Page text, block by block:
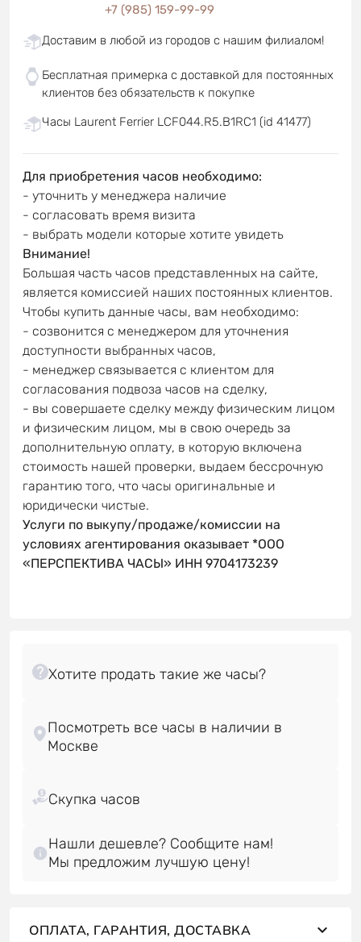
+7 (985) 159-99-99
Доставим в любой из городов с нашим филиалом!
Бесплатная примерка с доставкой для постоянных
клиентов без обязательств к покупке
Часы Laurent Ferrier LCF044.R5.B1RC1 (id 41477)
Для приобретения часов необходимо:
- уточнить у менеджера наличие
- согласовать время визита
- выбрать модели которые хотите увидеть
Внимание!
Большая часть часов представленных на сайте,
является комиссией наших постоянных клиентов.
Чтобы купить данные часы, вам необходимо:
- созвонится с менеджером для уточнения
доступности выбранных часов,
- менеджер связывается с клиентом для
согласования подвоза часов на сделку,
- вы совершаете сделку между физическим лицом
и физическим лицом, мы в свою очередь за
дополнительную оплату, в которую включена
стоимость нашей проверки, выдаем бессрочную
гарантию того, что часы оригинальные и
юридически чистые.
Услуги по выкупу/продаже/комиссии на
условиях агентирования оказывает *ООО
«ПЕРСПЕКТИВА ЧАСЫ» ИНН 9704173239
Посмотреть все часы в наличии в
Нашли дешевле? Сообщите нам!
Мы предложим лучшую цену!
ОПЛАТА, ГАРАНТИЯ, ДОСТАВКА